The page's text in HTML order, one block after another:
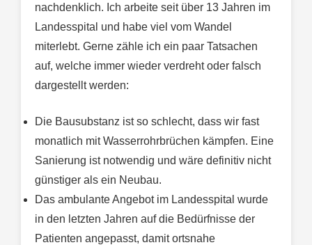
nachdenklich. Ich arbeite seit über 13 Jahren im
Landesspital und habe viel vom Wandel
miterlebt. Gerne zähle ich ein paar Tatsachen
auf, welche immer wieder verdreht oder falsch
dargestellt werden:
Die Bausubstanz ist so schlecht, dass wir fast
monatlich mit Wasserrohrbrüchen kämpfen. Eine
Sanierung ist notwendig und wäre definitiv nicht
günstiger als ein Neubau.
Das ambulante Angebot im Landesspital wurde
in den letzten Jahren auf die Bedürfnisse der
Patienten angepasst, damit ortsnahe